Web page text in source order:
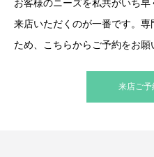
お客様のニーズを私共がいち
来店いただくのが一番です。
ため、こちらからご予約をお願
来店ご予